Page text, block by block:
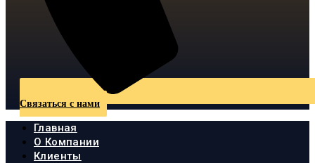
Связаться с нами
Главная
О Компании
Клиенты